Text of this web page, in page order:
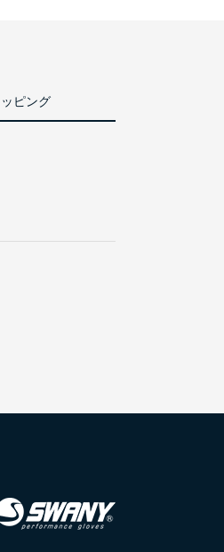
ピング